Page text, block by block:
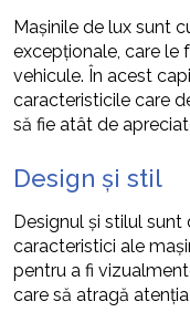
Mașinile de lux sunt
excepționale, care le
vehicule. În acest
caracteristicile care
să fie atât de
Design și stil
Designul și stilul
caracteristici ale
pentru a fi
care să atragă